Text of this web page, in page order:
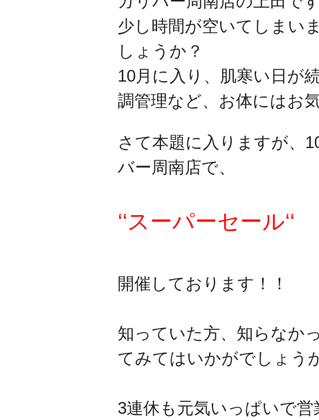
少し時間が空いてしまい
しょうか？
10月に入り、肌寒い日が
調管理など、お体にはお
さて本題に入りますが、
バー周南店で、
‘‘スーパーセール‘‘
開催しております！！
知っていた方、知らなか
てみてはいかがでしょう
3連休も元気いっぱいで営